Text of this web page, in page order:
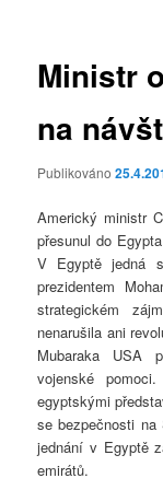
Ministr
na
Publikováno
Americký ministr
přesunul do
V Egyptě jedná
prezidentem
strategickém
nenarušila ani
Mubaraka USA
vojenské
egyptskými
se bezpečnosti
jednání v Egyptě
emirátů.